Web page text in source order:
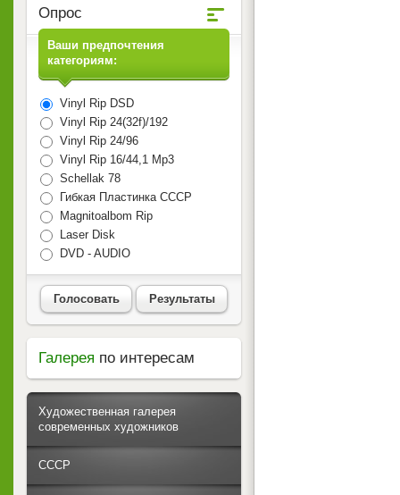
Опрос
Ваши предпочтения
категориям:
Vinyl Rip DSD
Vinyl Rip 24(32f)/192
Vinyl Rip 24/96
Vinyl Rip 16/44,1 Mp3
Schellak 78
Гибкая Пластинка СССР
Magnitoalbom Rip
Laser Disk
DVD - AUDIO
Голосовать Результаты
Галерея по интересам
Художественная галерея
современных художников
СССР